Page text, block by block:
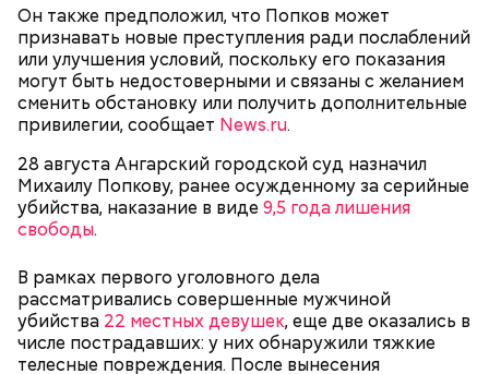
Он также предположил, что Попков может
признавать новые преступления ради послаблений
или улучшения условий, поскольку его показания
могут быть недостоверными и связаны с желанием
сменить обстановку или получить дополнительные
привилегии, сообщает News.ru.
28 августа Ангарский городской суд назначил
Михаилу Попкову, ранее осужденному за серийные
убийства, наказание в виде 9,5 года лишения
свободы.
В рамках первого уголовного дела
рассматривались совершенные мужчиной
убийства 22 местных девушек, еще две оказались в
числе пострадавших: у них обнаружили тяжкие
телесные повреждения. После вынесения
Праздник любви